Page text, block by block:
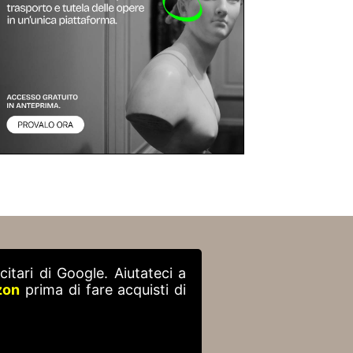
di Google. Aiutateci a
prima di fare acquisti di